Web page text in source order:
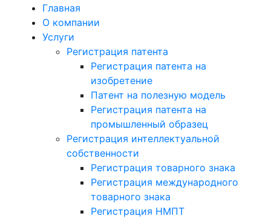
Главная
О компании
Услуги
Регистрация патента
Регистрация патента на
изобретение
Патент на полезную модель
Регистрация патента на
промышленный образец
Регистрация интеллектуальной
собственности
Регистрация товарного знака
Регистрация международного
товарного знака
Регистрация НМПТ